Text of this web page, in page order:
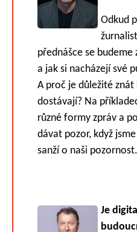
Odkud
přednášce se
a jak si nacházejí své
A proč je důležité
dostávají? Na
různé formy zpráv a
dávat pozor, když
sanží o naši pozornost.
Je